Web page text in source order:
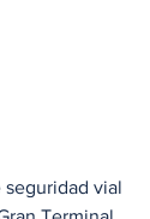
vial